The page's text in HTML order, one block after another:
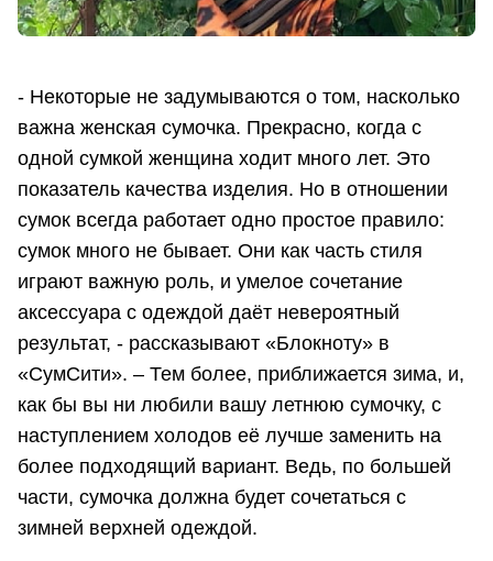
- Некоторые не задумываются о том, насколько
важна женская сумочка. Прекрасно, когда с
одной сумкой женщина ходит много лет. Это
показатель качества изделия. Но в отношении
сумок всегда работает одно простое правило:
сумок много не бывает. Они как часть стиля
играют важную роль, и умелое сочетание
аксессуара с одеждой даёт невероятный
результат, - рассказывают «Блокноту» в
«СумСити». – Тем более, приближается зима, и,
как бы вы ни любили вашу летнюю сумочку, с
наступлением холодов её лучше заменить на
более подходящий вариант. Ведь, по большей
части, сумочка должна будет сочетаться с
зимней верхней одеждой.